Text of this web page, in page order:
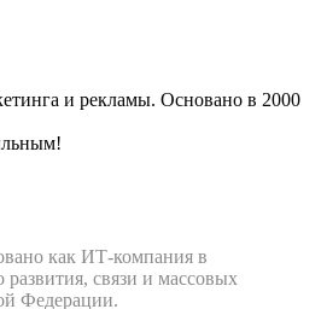
и рекламы. Основано в 2000
как ИТ‑компания в
связи и массовых
Федерации.